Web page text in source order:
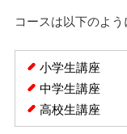
コースは以下のよう
小学生講座
中学生講座
高校生講座